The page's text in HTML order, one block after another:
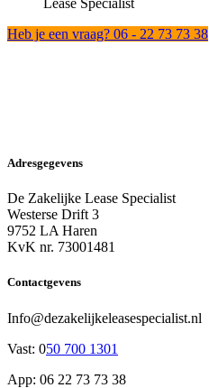
Lease Specialist
Heb je een vraag? 06 - 22 73 73 38
Adresgegevens
De Zakelijke Lease Specialist
Westerse Drift 3
9752 LA Haren
KvK nr. 73001481
Contactgevens
Info@dezakelijkeleasespecialist.nl
Vast: 050 700 1301
App: 06 22 73 73 38